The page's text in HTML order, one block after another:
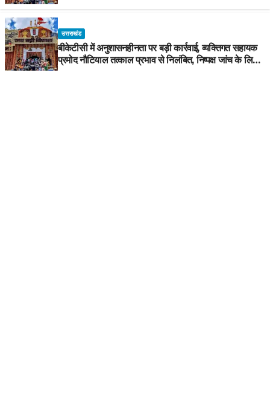
उत्तराखंड
बीकेटीसी में अनुशासनहीनता पर बड़ी कार्रवाई, व्यक्तिगत सहायक
प्रमोद नौटियाल तत्काल प्रभाव से निलंबित, निष्पक्ष जांच के लिए